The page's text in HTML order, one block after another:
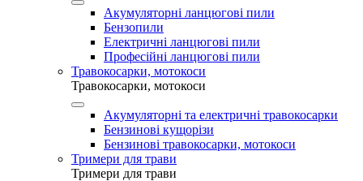
Акумуляторні ланцюгові пили
Бензопили
Електричні ланцюгові пили
Професійні ланцюгові пили
Травокосарки, мотокоси
Травокосарки, мотокоси
Акумуляторні та електричні травокосарки
Бензинові кущорізи
Бензинові травокосарки, мотокоси
Тримери для трави
Тримери для трави